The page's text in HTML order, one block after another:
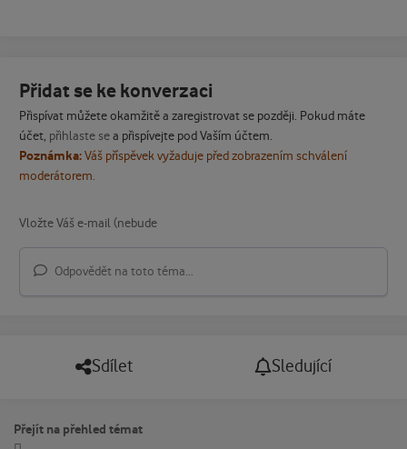
Přidat se ke konverzaci
Přispívat můžete okamžitě a zaregistrovat se později. Pokud máte
účet, přihlaste sea přispívejte pod Vaším účtem.
Poznámka:Váš příspěvek vyžaduje před zobrazením schválení
moderátorem.
Odpovědět na toto téma...
Sdílet Sledující
Přejít na přehled témat